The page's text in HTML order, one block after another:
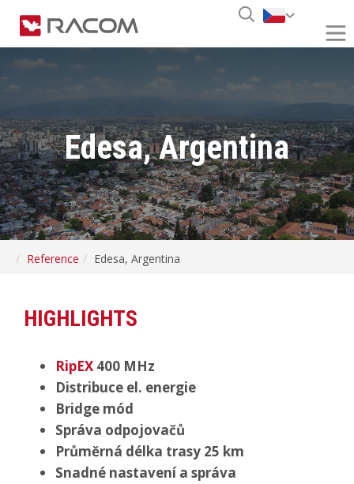
Edesa, Argentina
Reference Edesa, Argentina
HIGHLIGHTS
RipEX 400 MHz
Distribuce el. energie
Bridge mód
Správa odpojovačů
Průměrná délka trasy 25 km
Snadné nastavení a správa